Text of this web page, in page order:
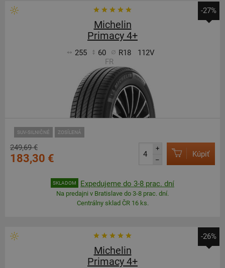
-27%
Michelin
Primacy 4+
255 60 R18
112V
FR
SUV-SILNIČNÉ ZOSÍLENÁ
249,69 €
183,30 €
+
–
Kúpiť
SKLADOM Expedujeme do 3-8 prac. dní
Na predajni v Bratislave do 3-8 prac. dní.
Centrálny sklad ČR 16 ks.
-26%
Michelin
Primacy 4+